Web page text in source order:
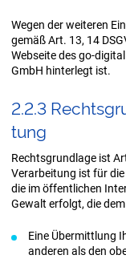
Wegen der weiteren
gemäß Art. 13, 14
Webseite des go-
GmbH hinterlegt ist.
2.2.3
tung
Rechtsgrundlage ist
Verarbeitung ist für
die im öffentlichen
Gewalt erfolgt, die
Eine Übermittlung
anderen als den